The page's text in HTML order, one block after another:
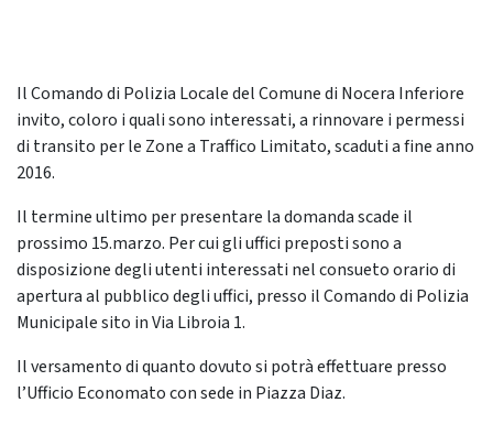
Il Comando di Polizia Locale del Comune di Nocera Inferiore
invito, coloro i quali sono interessati, a rinnovare i permessi
di transito per le Zone a Traffico Limitato, scaduti a fine anno
2016.
Il termine ultimo per presentare la domanda scade il
prossimo 15.marzo. Per cui gli uffici preposti sono a
disposizione degli utenti interessati nel consueto orario di
apertura al pubblico degli uffici, presso il Comando di Polizia
Municipale sito in Via Libroia 1.
Il versamento di quanto dovuto si potrà effettuare presso
l’Ufficio Economato con sede in Piazza Diaz.